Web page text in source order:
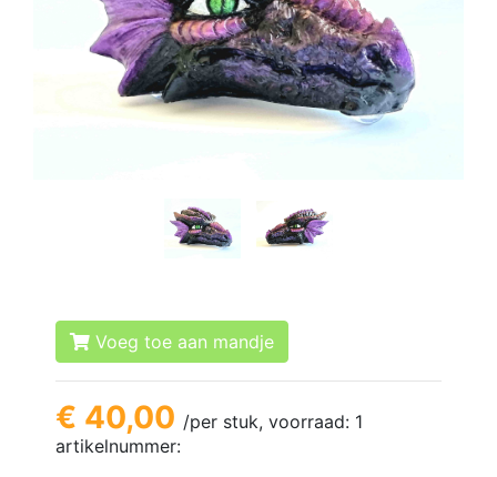
Voeg toe aan mandje
€ 40,00 /per stuk, voorraad: 1
artikelnummer: